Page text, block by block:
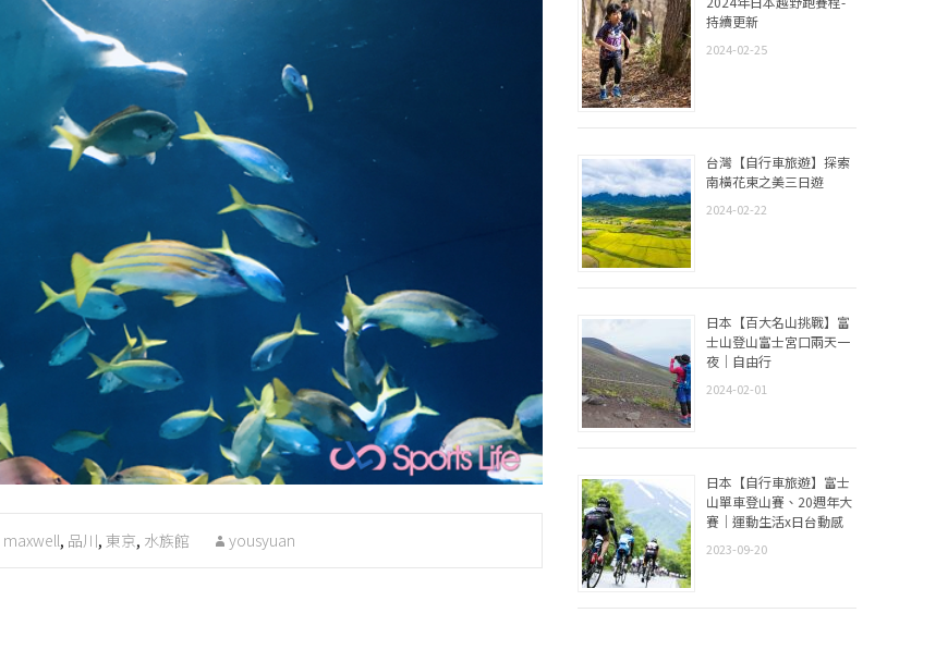
maxwell, 品川, 東京, 水族館 yousyuan
持續更新
2024-02-25
台灣【自行車旅遊】探索
南橫花東之美三日遊
2024-02-22
日本【百大名山挑戰】富
士山登山富士宮口兩天一
夜｜自由行
2024-02-01
日本【自行車旅遊】富士
山單車登山賽、20週年大
賽｜運動生活x日台動感
2023-09-20